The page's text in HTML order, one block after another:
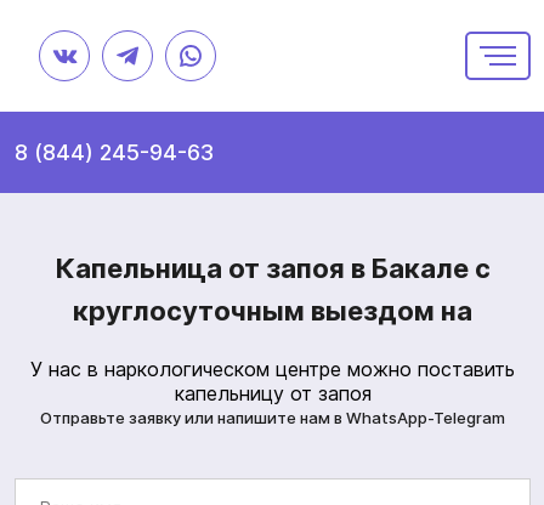
8 (844) 245-94-63
Капельница от запоя в Бакале с
круглосуточным выездом на
У нас в наркологическом центре можно поставить
капельницу от запоя
Отправьте заявку или напишите нам в WhatsApp-Telegram